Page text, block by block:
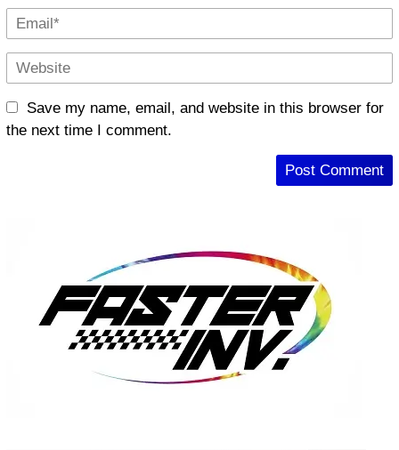
Save my name, email, and website in this browser for
the next time I comment.